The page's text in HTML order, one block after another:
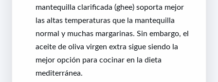
mantequilla clarificada (ghee) soporta mejor
las altas temperaturas que la mantequilla
normal y muchas margarinas. Sin embargo, el
aceite de oliva virgen extra sigue siendo la
mejor opción para cocinar en la dieta
mediterránea.